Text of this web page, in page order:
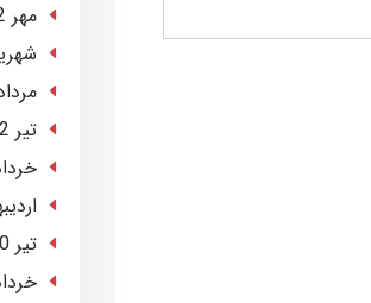
مهر 1402
شهریور
مرداد
تير 1402
خرداد
تير 1400
خرداد